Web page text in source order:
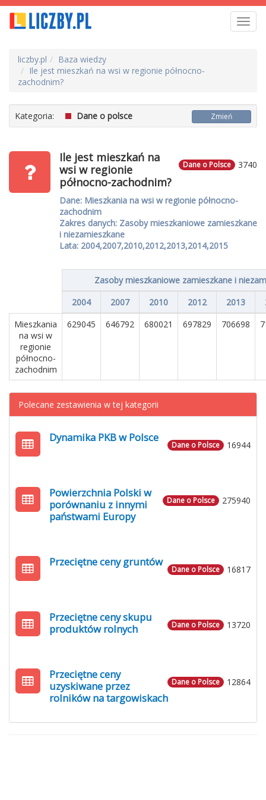
liczby.pl
Baza wiedzy
Ile jest mieszkań na wsi w regionie północno-
zachodnim?
Kategoria: Dane o polsce Zmień
3740
Dane o Polsce
Ile jest mieszkań na
wsi w regionie
północno-zachodnim?
Dane: Mieszkania na wsi w regionie północno-
zachodnim
Zakres danych: Zasoby mieszkaniowe zamieszkane
i niezamieszkane
Lata: 2004,2007,2010,2012,2013,2014,2015
Zasoby mieszkaniowe zamieszkane i
2004
2007 2010 2012 2013
Mieszkania
na wsi w
regionie
północno-
zachodnim
629045 646792 680021 697829 706698
Polecane zestawienia w tej kategorii
16944
Dane o Polsce
Dynamika PKB w Polsce
275940
Dane o Polsce
Powierzchnia Polski w
porównaniu z innymi
państwami Europy
16817
Dane o Polsce
Przeciętne ceny gruntów
13720
Dane o Polsce
Przeciętne ceny skupu
produktów rolnych
12864
Dane o Polsce
Przeciętne ceny
uzyskiwane przez
rolników na targowiskach